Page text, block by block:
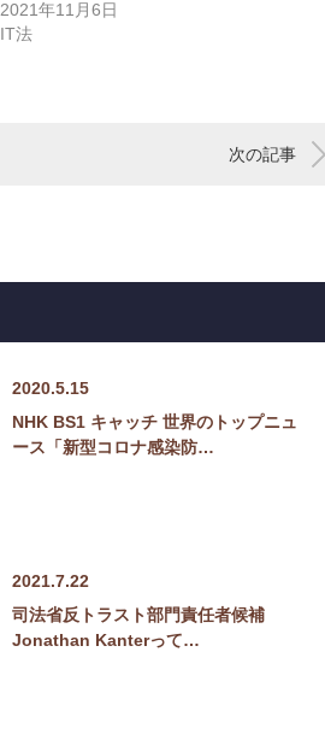
2021年11月6日
IT法
次の記事
2020.5.15
NHK BS1 キャッチ 世界のトップニュ
ース「新型コロナ感染防…
2021.7.22
司法省反トラスト部門責任者候補
Jonathan Kanterって…